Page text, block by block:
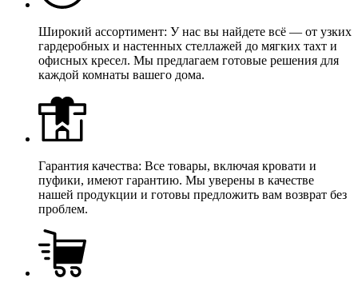
Широкий ассортимент: У нас вы найдете всё — от узких
гардеробных и настенных стеллажей до мягких тахт и
офисных кресел. Мы предлагаем готовые решения для
каждой комнаты вашего дома.
Гарантия качества: Все товары, включая кровати и
пуфики, имеют гарантию. Мы уверены в качестве
нашей продукции и готовы предложить вам возврат без
проблем.